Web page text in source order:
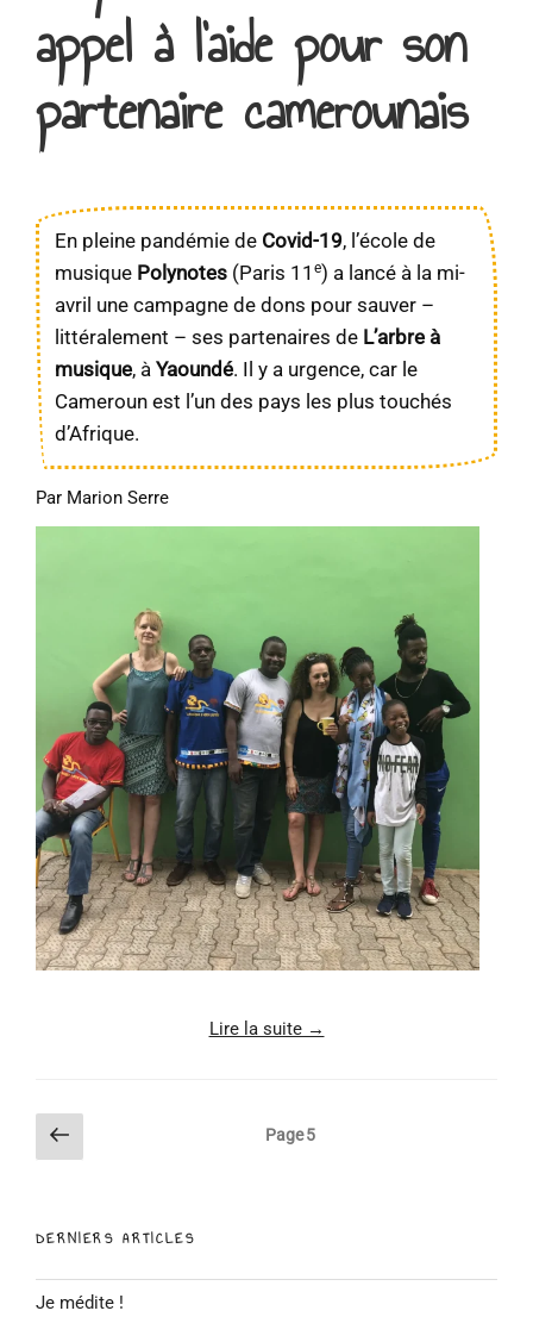
appel à l’aide pour son
partenaire camerounais
En pleine pandémie de Covid-19, l’école de
musique Polynotes (Paris 11e) a lancé à la mi-
avril une campagne de dons pour sauver –
littéralement – ses partenaires de L’arbre à
musique, àYaoundé. Il y a urgence, car le
Cameroun est l’un des pays les plus touchés
d’Afrique.
Par Marion Serre
Lire la suite →
Pagination
publications
Page
précédente
Page5
DERNIERS ARTICLES
Je médite !